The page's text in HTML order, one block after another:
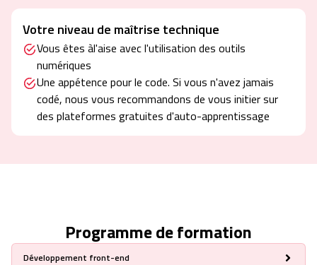
Votre niveau de maîtrise technique
Vous êtes àl'aise avec l'utilisation des outils
numériques
Une appétence pour le code. Si vous n'avez jamais
codé, nous vous recommandons de vous initier sur
des plateformes gratuites d'auto-apprentissage
Programme de formation
Développement front-end